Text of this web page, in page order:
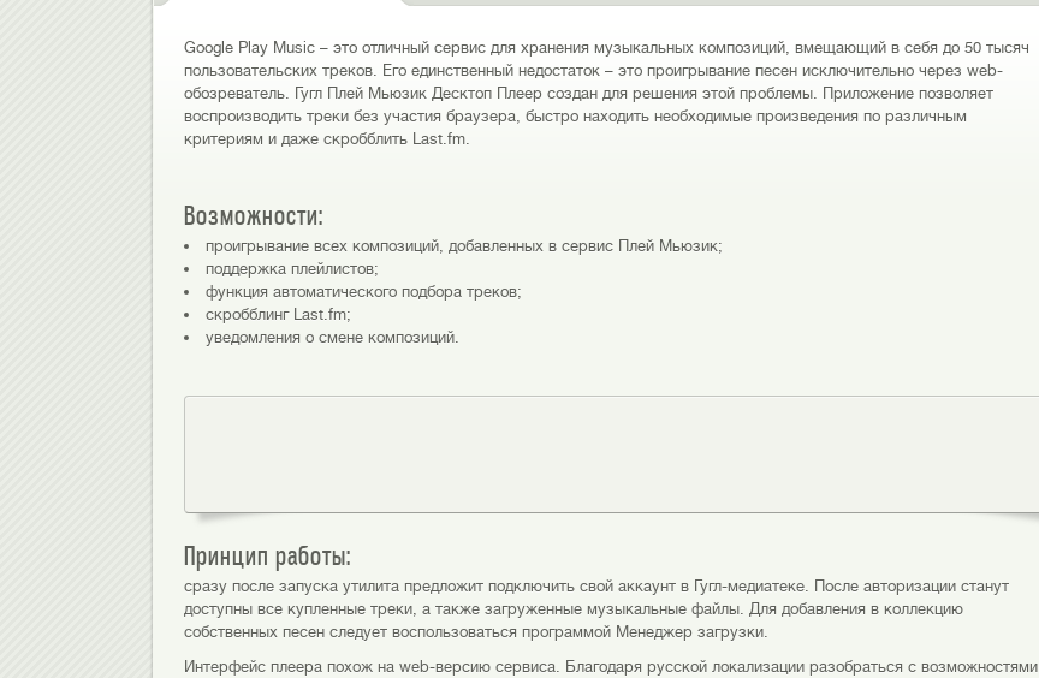
Google Play Music – это отличный сервис для хранения музыкальных композиций, вмещающий в себя до 50 тысяч
пользовательских треков. Его единственный недостаток – это проигрывание песен исключительно через web-
обозреватель. Гугл Плей Мьюзик Десктоп Плеер создан для решения этой проблемы. Приложение позволяет
воспроизводить треки без участия браузера, быстро находить необходимые произведения по различным
критериям и даже скробблить Last.fm.
Возможности:
проигрывание всех композиций, добавленных в сервис Плей Мьюзик;
поддержка плейлистов;
функция автоматического подбора треков;
скробблинг Last.fm;
уведомления о смене композиций.
Принцип работы:
сразу после запуска утилита предложит подключить свой аккаунт в Гугл-медиатеке. После авторизации станут
доступны все купленные треки, а также загруженные музыкальные файлы. Для добавления в коллекцию
собственных песен следует воспользоваться программой Менеджер загрузки.
Интерфейс плеера похож на web-версию сервиса. Благодаря русской локализации разобраться с возможностями